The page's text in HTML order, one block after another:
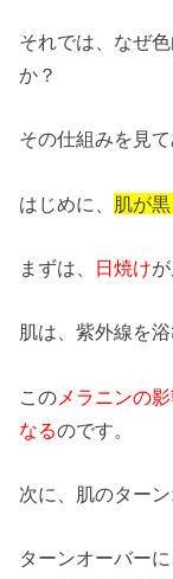
それでは、なぜ
か？
その仕組みを見て
はじめに、 肌が
まずは、 日焼け
肌は、紫外線を
この メラニンの
なるのです。
次に、肌のター
ターンオーバー